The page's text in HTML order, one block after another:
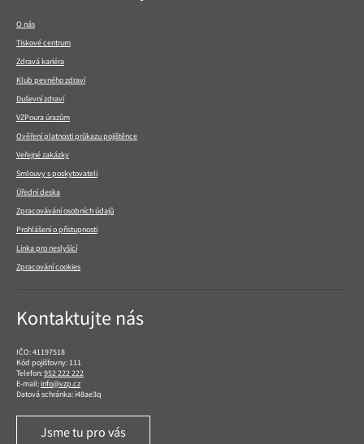
O nás
Tiskové centrum
Zdravá kariéra
Klub pevného zdraví
Duševní zdraví
VZPoura úrazům
Ověření platnosti průkazu pojištěnce
Veřejné zakázky
Smlouvy s poskytovateli
Úřední deska
Zpracovávání osobních údajů
Prohlášení o přístupnosti
Linka pro neslyšící
Zpracování cookies
Kontaktujte nás
IČO: 41197518
Kód pojišťovny: 111
Telefon:952 222 222
E-mail:info@vzp.cz
Datová schránka: i48ae3q
Jsme tu pro vás